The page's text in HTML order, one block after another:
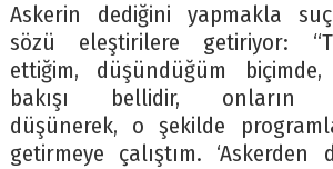
Askerin dediğini yapmakla
sözü eleştirilere getiriyor:
ettiğim, düşündüğüm
bakışı bellidir, onların
düşünerek, o şekilde
getirmeye çalıştım. ‘Askerden